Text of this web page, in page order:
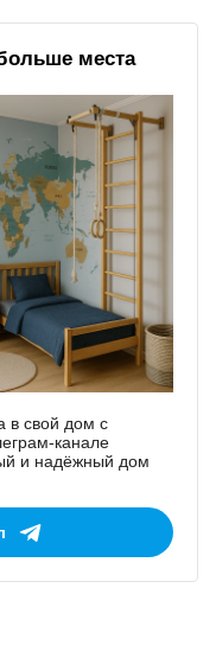
места
в свой дом с
канале
и надёжный дом